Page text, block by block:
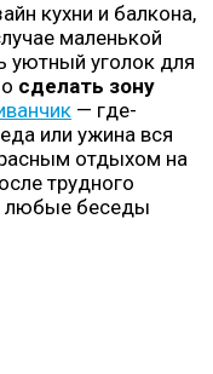
кухни и балкона,
маленькой
уютный уголок для
сделать зону
— где-
или ужина вся
отдыхом на
трудного
любые беседы